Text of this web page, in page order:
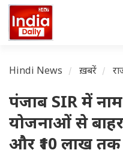
Hindi News ख़बरें
पंजाब SIR में
योजनाओं से
और ₹10 लाख